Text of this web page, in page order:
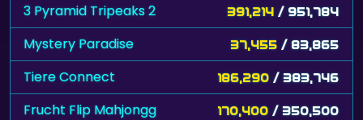
3 Pyramid Tripeaks 2 391,214 / 951,784
Mystery Paradise 37,455 / 83,865
Tiere Connect 186,290 / 383,746
Frucht Flip Mahjongg 170,400 / 350,500